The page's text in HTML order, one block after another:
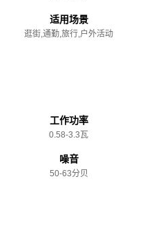
适用场景
逛街,通勤,旅行,户外活动
工作功率
0.58-3.3瓦
噪音
50-63分贝